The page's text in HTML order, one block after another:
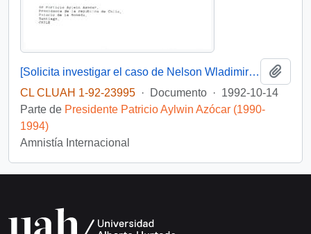
[Solicita investigar el caso de Nelson Wladimiro Curiñir]
CL CLUAH 1-92-23995 · Documento · 1992-10-14
Parte de Presidente Patricio Aylwin Azócar (1990-
1994)
Amnistía Internacional